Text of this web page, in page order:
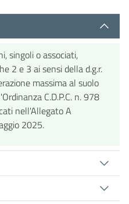
singoli o associati,
2 e 3 ai sensi della d.g.r.
massima al suolo
C.D.P.C. n. 978
nell'Allegato A
2025.